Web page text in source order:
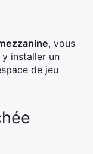
, vous
y installer un
de jeu